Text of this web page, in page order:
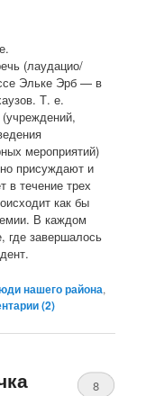
(лаудацио/
Эльке Эрб — в
Т. е.
(учреждений,
мероприятий)
присуждают и
в течение трех
как бы
В каждом
где завершалось
нашего района,
(2)
8